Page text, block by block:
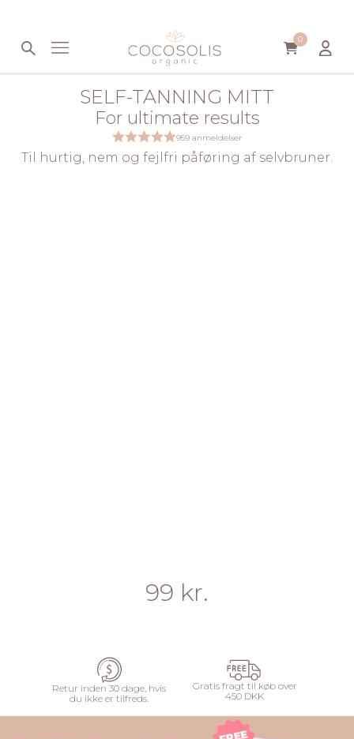
0
SELF-TANNING MITT
For ultimate results
959 anmeldelser
Til hurtig, nem og fejlfri påføring af selvbruner.
99 kr.
Retur inden 30 dage, hvis
du ikke er tilfreds.
Gratis fragt til køb over
450 DKK